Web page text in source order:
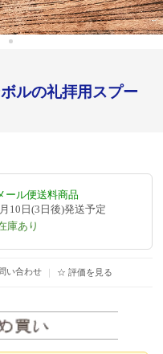
ルの礼拝用スプー
ール便送料商品
10日(3日後)発送予定
庫あり
い合わせ ｜ ☆ 評価を見る